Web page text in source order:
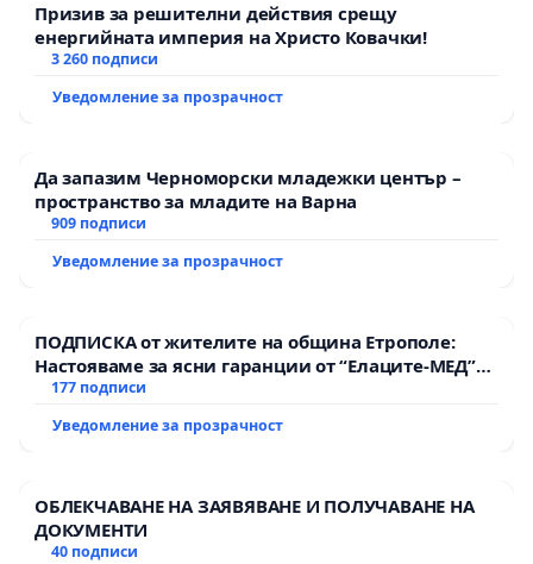
Призив за решителни действия срещу
енергийната империя на Христо Ковачки!
3 260 подписи
Уведомление за прозрачност
Да запазим Черноморски младежки център –
пространство за младите на Варна
909 подписи
Уведомление за прозрачност
ПОДПИСКА от жителите на община Етрополе:
Настояваме за ясни гаранции от “Елаците-МЕД”
АД и от държавата, че ще се изпълнят всички
177 подписи
Уведомление за прозрачност
ОБЛЕКЧАВАНЕ НА ЗАЯВЯВАНЕ И ПОЛУЧАВАНЕ НА
ДОКУМЕНТИ
40 подписи